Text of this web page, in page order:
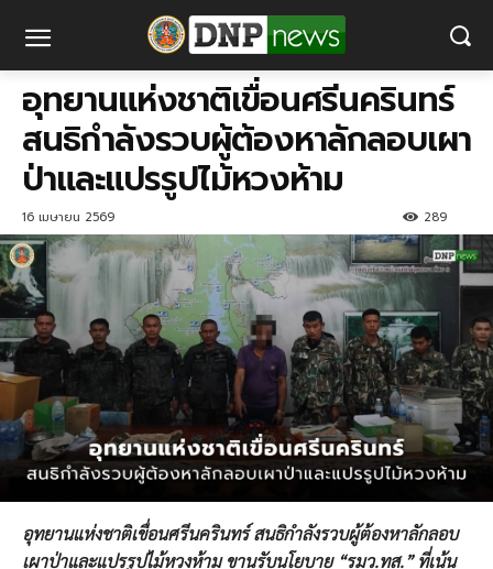
อุทยานแห่งชาติเขื่อนศรีนครินทร์
สนธิกำลังรวบผู้ต้องหาลักลอบเผา
ป่าและแปรรูปไม้หวงห้าม
16 เมษายน 2569 289
อุทยานแห่งชาติเขื่อนศรีนครินทร์ สนธิกำลังรวบผู้ต้องหาลักลอบ
เผาป่าและแปรรูปไม้หวงห้าม ขานรับนโยบาย “รมว.ทส.” ที่เน้น